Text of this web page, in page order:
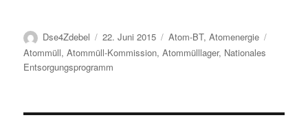
Autor
Dse4Zdebel
Veröffentlicht
am
22. Juni 2015 Kategorien
Atom-BT,Atomenergie
Atommüll,Atommüll-Kommission,Atommülllager, Nationales
Entsorgungsprogramm